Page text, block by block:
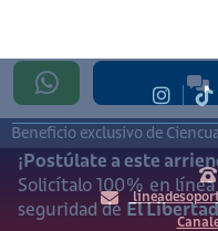
Beneficio exclusivo de
¡Postúlate a este
Solicítalo 100% en línea
seguridad de El